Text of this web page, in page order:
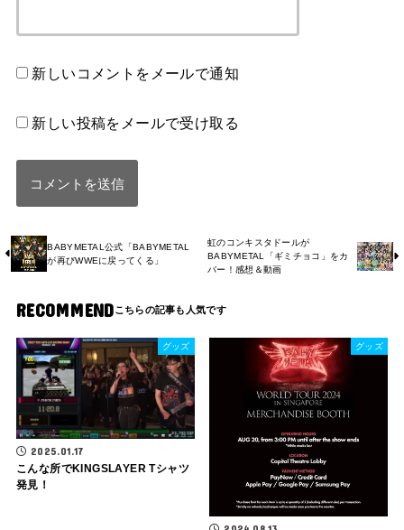
新しいコメントをメールで通知
新しい投稿をメールで受け取る
BABYMETAL公式「BABYMETAL
が再びWWEに戻ってくる」
虹のコンキスタドールが
BABYMETAL「ギミチョコ」をカ
バー！感想＆動画
RECOMMEND
グッズ
2025.01.17
こんな所でKINGSLAYER Tシャツ
発見！
グッズ